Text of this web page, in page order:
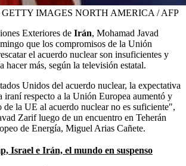
IMAGES NORTH AMERICA / AFP
Exteriores de Irán, Mohamad Javad
que los compromisos de la Unión
el acuerdo nuclear son insuficientes y
hacer más, según la televisión estatal.
Unidos del acuerdo nuclear, la expectativa
iraní respecto a la Unión Europea aumentó y
la UE al acuerdo nuclear no es suficiente",
Zarif luego de un encuentro en Teherán
de Energía, Miguel Arias Cañete.
Israel e Irán, el mundo en suspenso